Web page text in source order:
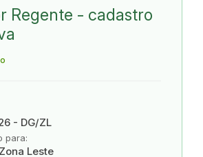
Regente - cadastro
- DG/ZL
para:
Leste